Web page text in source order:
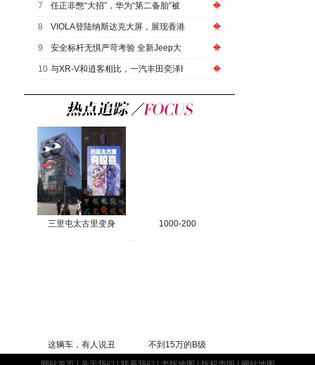
7 任正非憋“大招”，华为“第二备胎”被
8 VIOLA登陆纳斯达克大屏，展现香港
9 安全标杆无惧严苛考验 全新Jeep大
10 与XR-V和逍客相比，一汽丰田奕泽I
三里屯太古里变身 1000-200
这辆车，有人说丑
不到15万的B级